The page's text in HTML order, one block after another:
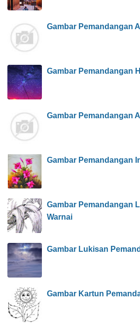
Gambar Pemandangan
Gambar Pemandangan
Gambar Pemandangan
Gambar Pemandangan
Gambar Pemandangan
Warnai
Gambar Lukisan
Gambar Kartun